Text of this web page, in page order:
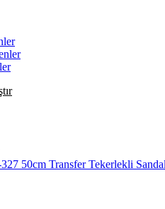
50cm Transfer Tekerlekli